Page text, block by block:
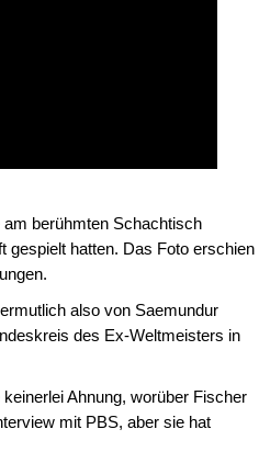
berühmten Schachtisch
gespielt hatten. Das Foto erschien
also von Saemundur
des Ex-Weltmeisters in
Ahnung, worüber Fischer
mit PBS, aber sie hat